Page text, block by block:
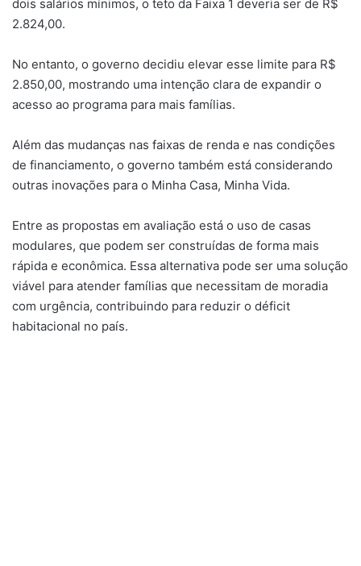
dois salários mínimos, o teto da Faixa 1 deveria ser de R$
2.824,00.
No entanto, o governo decidiu elevar esse limite para R$
2.850,00, mostrando uma intenção clara de expandir o
acesso ao programa para mais famílias.
Além das mudanças nas faixas de renda e nas condições
de financiamento, o governo também está considerando
outras inovações para o Minha Casa, Minha Vida.
Entre as propostas em avaliação está o uso de casas
modulares, que podem ser construídas de forma mais
rápida e econômica. Essa alternativa pode ser uma solução
viável para atender famílias que necessitam de moradia
com urgência, contribuindo para reduzir o déficit
habitacional no país.